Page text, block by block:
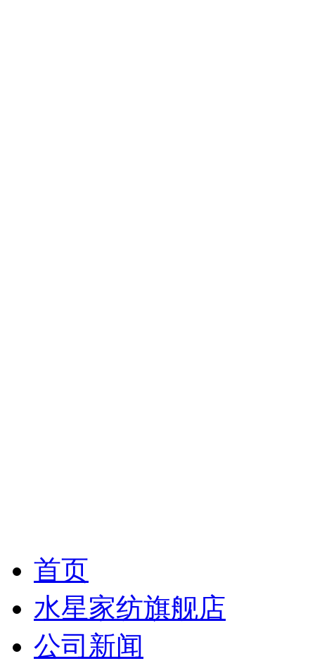
首页
水星家纺旗舰店
公司新闻